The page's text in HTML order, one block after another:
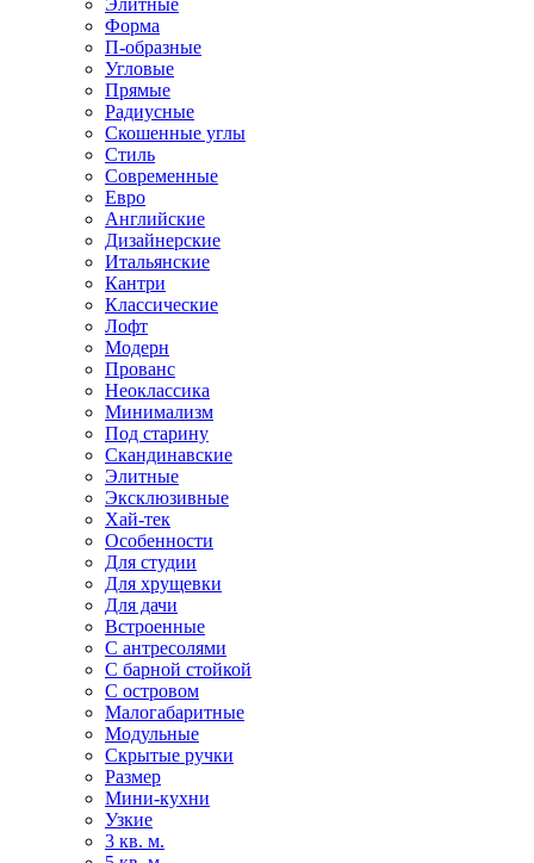
Элитные
Форма
П-образные
Угловые
Прямые
Радиусные
Скошенные углы
Стиль
Современные
Евро
Английские
Дизайнерские
Итальянские
Кантри
Классические
Лофт
Модерн
Прованс
Неоклассика
Минимализм
Под старину
Скандинавские
Элитные
Эксклюзивные
Хай-тек
Особенности
Для студии
Для хрущевки
Для дачи
Встроенные
С антресолями
С барной стойкой
С островом
Малогабаритные
Модульные
Скрытые ручки
Размер
Мини-кухни
Узкие
3 кв. м.